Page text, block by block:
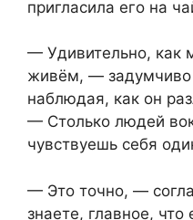
пригласила его на
— Удивительно, как
живём, — задумчиво
наблюдая, как он
— Столько людей
чувствуешь себя
— Это точно, —
знаете, главное, что